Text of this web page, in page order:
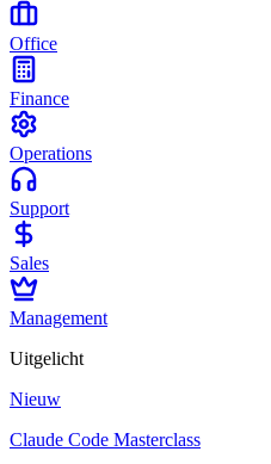
Office
Finance
Operations
Support
Sales
Management
Uitgelicht
Nieuw
Claude Code Masterclass